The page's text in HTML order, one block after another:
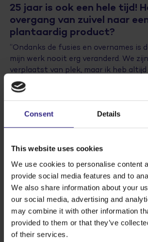
Consent Details
This website uses cookies
We use cookies to personalise content
provide social media features and to
We also share information about your
our social media, advertising and
may combine it with other information
provided to them or that they’ve
of their services.
25 jaar is ook een hele tijd!
overgang van zuivel naar
plantaardig product?
“Ondanks de fusies en overnames is
mijn werk nooit erg veranderd. We
verplaatst van plek, maar ik heb
onderhoud van de machines
het werk zijn dan ook de machines.
we poeder van de inuline uit
vloeibaar bij ons aangevoerd, en wij
zijn in feite dezelfde machines die je
Wat vind je het leukste van
“Er is hier geen dag hetzelfde. Mijn
ik storingen aan machines oplos. Ik
iemand anders vooruit te helpen.
alleen storingen te verhelpen, er is
anders te doen. Bijvoorbeeld
groot onderhoud. Gedurende die 50